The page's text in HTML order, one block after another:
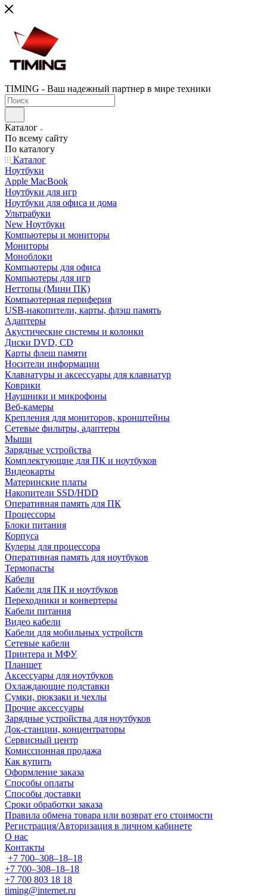
TIMING - Ваш надежный партнер в мире техники
Каталог
По всему сайту
По каталогу
Каталог
Ноутбуки
Apple MacBook
Ноутбуки для игр
Ноутбуки для офиса и дома
Ультрабуки
New Ноутбуки
Компьютеры и мониторы
Мониторы
Моноблоки
Компьютеры для офиса
Компьютеры для игр
Неттопы (Мини ПК)
Компьютерная периферия
USB-накопители, карты, флэш память
Адаптеры
Акустические системы и колонки
Диски DVD, CD
Карты флеш памяти
Носители информации
Клавиатуры и аксессуары для клавиатур
Коврики
Наушники и микрофоны
Веб-камеры
Крепления для мониторов, кронштейны
Сетевые фильтры, адаптеры
Мыши
Зарядные устройства
Комплектующие для ПК и ноутбуков
Видеокарты
Материнские платы
Накопители SSD/HDD
Оперативная память для ПК
Процессоры
Блоки питания
Корпуса
Кулеры для процессора
Оперативная память для ноутбуков
Термопасты
Кабели
Кабели для ПК и ноутбуков
Переходники и конвертеры
Кабели питания
Видео кабели
Кабели для мобильных устройств
Сетевые кабели
Принтера и МФУ
Планшет
Аксессуары для ноутбуков
Охлаждающие подставки
Сумки, рюкзаки и чехлы
Прочие аксессуары
Зарядные устройства для ноутбуков
Док-станции, концентраторы
Сервисный центр
Комиссионная продажа
Как купить
Оформление заказа
Способы оплаты
Способы доставки
Сроки обработки заказа
Правила обмена товара или возврат его стоимости
Регистрация/Авторизация в личном кабинете
О нас
Контакты
+7 700‒308‒18‒18
+7 700‒308‒18‒18
+7 700 803 18 18
timing@internet.ru